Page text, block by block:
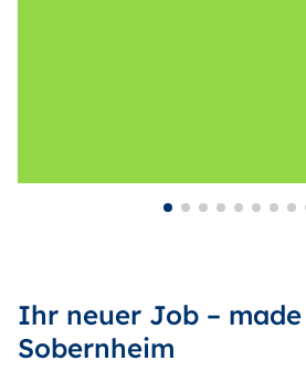
Ihr neuer Job –
Sobernheim